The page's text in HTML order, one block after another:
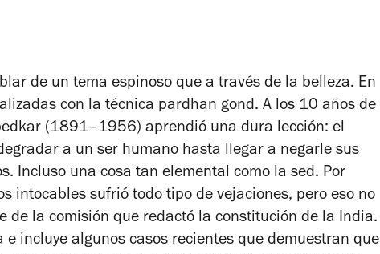
de un tema espinoso que a través de la belleza. En
con la técnica pardhan gond. A los 10 años de
(1891–1956) aprendió una dura lección: el
a un ser humano hasta llegar a negarle sus
Incluso una cosa tan elemental como la sed. Por
intocables sufrió todo tipo de vejaciones, pero eso no
de la comisión que redactó la constitución de la India.
incluye algunos casos recientes que demuestran que